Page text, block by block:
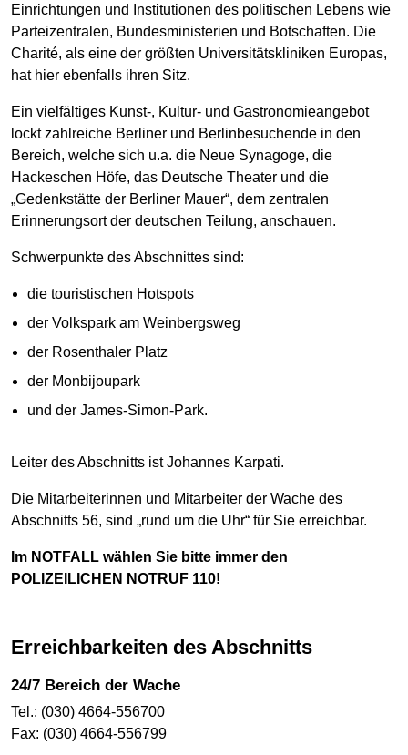
Einrichtungen und Institutionen des politischen Lebens wie
Parteizentralen, Bundesministerien und Botschaften. Die
Charité, als eine der größten Universitätskliniken Europas,
hat hier ebenfalls ihren Sitz.
Ein vielfältiges Kunst-, Kultur- und Gastronomieangebot
lockt zahlreiche Berliner und Berlinbesuchende in den
Bereich, welche sich u.a. die Neue Synagoge, die
Hackeschen Höfe, das Deutsche Theater und die
„Gedenkstätte der Berliner Mauer“, dem zentralen
Erinnerungsort der deutschen Teilung, anschauen.
Schwerpunkte des Abschnittes sind:
die touristischen Hotspots
der Volkspark am Weinbergsweg
der Rosenthaler Platz
der Monbijoupark
und der James-Simon-Park.
Leiter des Abschnitts ist Johannes Karpati.
Die Mitarbeiterinnen und Mitarbeiter der Wache des
Abschnitts 56, sind „rund um die Uhr“ für Sie erreichbar.
Im NOTFALL wählen Sie bitte immer den
POLIZEILICHEN NOTRUF 110!
Erreichbarkeiten des Abschnitts
24/7 Bereich der Wache
Tel.: (030) 4664-556700
Fax: (030) 4664-556799